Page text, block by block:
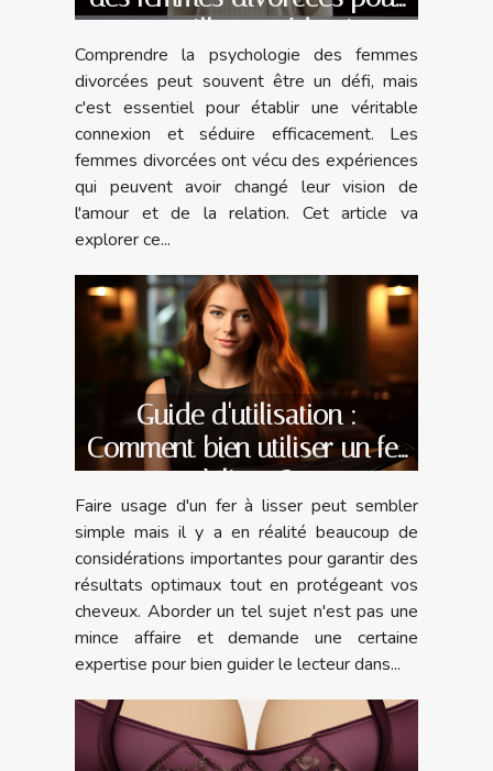
une meilleure séduction
Comprendre la psychologie des femmes
divorcées peut souvent être un défi, mais
c'est essentiel pour établir une véritable
connexion et séduire efficacement. Les
femmes divorcées ont vécu des expériences
qui peuvent avoir changé leur vision de
l'amour et de la relation. Cet article va
explorer ce...
Guide d'utilisation :
Comment bien utiliser un fer
à lisser?
Faire usage d'un fer à lisser peut sembler
simple mais il y a en réalité beaucoup de
considérations importantes pour garantir des
résultats optimaux tout en protégeant vos
cheveux. Aborder un tel sujet n'est pas une
mince affaire et demande une certaine
expertise pour bien guider le lecteur dans...